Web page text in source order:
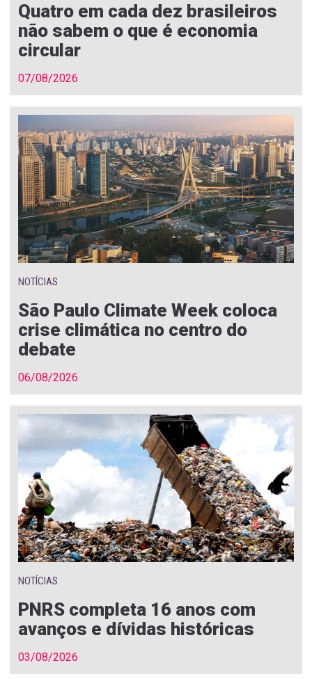
Quatro em cada dez brasileiros
não sabem o que é economia
circular
07/08/2026
NOTÍCIAS
São Paulo Climate Week coloca
crise climática no centro do
debate
06/08/2026
NOTÍCIAS
PNRS completa 16 anos com
avanços e dívidas históricas
03/08/2026